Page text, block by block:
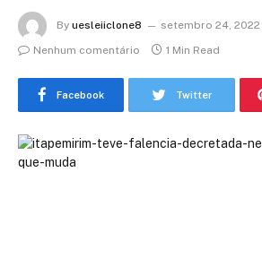
By uesleiiclone8
setembro 24, 2022
Nenhum comentário
1 Min Read
Facebook Twitter